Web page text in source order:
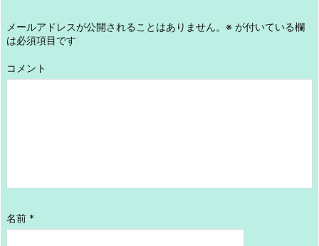
メールアドレスが公開されることはありません。 ※ が付いている欄
は必須項目です
コメント
名前 *